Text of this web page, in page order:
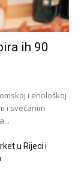
ih 90
i enološkoj
i svečanim
u Rijeci i